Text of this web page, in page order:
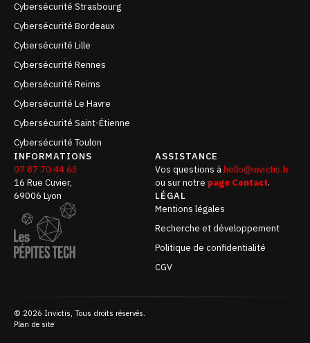
Cybersécurité Strasbourg
Cybersécurité Bordeaux
Cybersécurité Lille
Cybersécurité Rennes
Cybersécurité Reims
Cybersécurité Le Havre
Cybersécurité Saint-Étienne
Cybersécurité Toulon
INFORMATIONS
07 87 70 44 63
16 Rue Cuvier,
69006 Lyon
ASSISTANCE
Vos questions àhello@invictis.fr
ou sur notre page Contact.
LÉGAL
Mentions légales
Recherche et développement
Politique de confidentialité
CGV
© 2026 Invictis, Tous droits réservés.
Plan de site